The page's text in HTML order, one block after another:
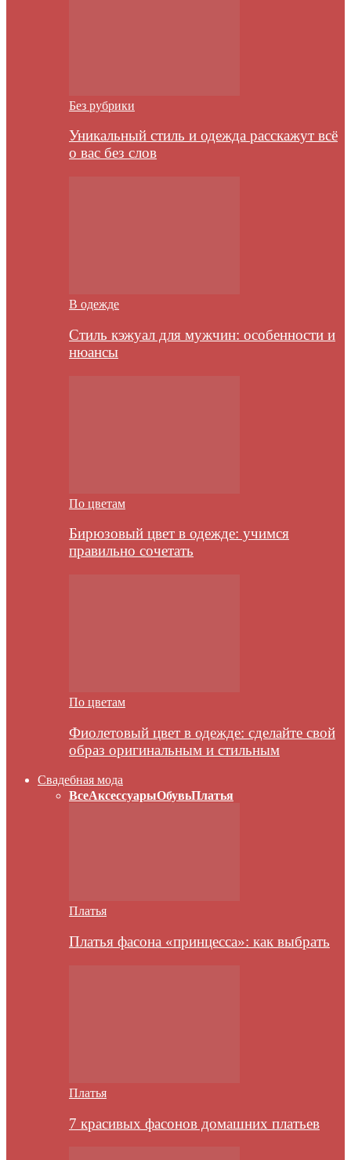
Без рубрики
Уникальный стиль и одежда расскажут всё
о вас без слов
В одежде
Стиль кэжуал для мужчин: особенности и
нюансы
По цветам
Бирюзовый цвет в одежде: учимся
правильно сочетать
По цветам
Фиолетовый цвет в одежде: сделайте свой
образ оригинальным и стильным
Свадебная мода
ВсеАксессуарыОбувьПлатья
Платья
Платья фасона «принцесса»: как выбрать
Платья
7 красивых фасонов домашних платьев